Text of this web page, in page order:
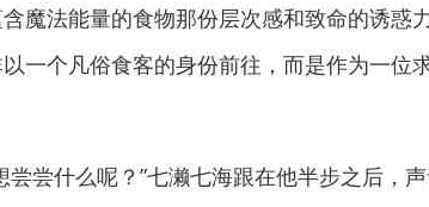
魔法能量的食物那份层次感和致命的诱惑
一个凡俗食客的身份前往，而是作为一位
尝什么呢？”七濑七海跟在他半步之后，